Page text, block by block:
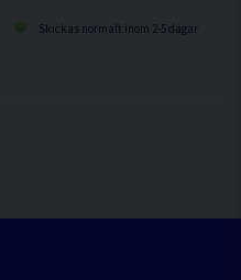
Skickas normalt inom 2-5 dagar